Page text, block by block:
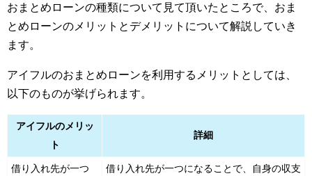
おまとめローンの種類について見て頂いたところで、おま
とめローンのメリットとデメリットについて解説していき
ます。
アイフルのおまとめローンを利用するメリットとしては、
以下のものが挙げられます。
アイフルのメリッ
ト
詳細
借り入れ先が一つ
借り入れ先が一つになることで、自身の収支